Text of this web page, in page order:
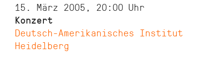
15. März 2005, 20:00 Uhr
Konzert
Deutsch-Amerikanisches Institut
Heidelberg